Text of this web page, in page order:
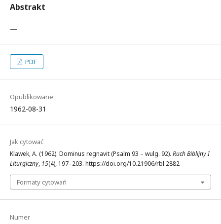
Abstrakt
—
PDF
Opublikowane
1962-08-31
Jak cytować
Klawek, A. (1962). Dominus regnavit (Psalm 93 – wulg. 92). Ruch Biblijny I
Liturgiczny, 15(4), 197–203. https://doi.org/10.21906/rbl.2882
Formaty cytowań
Numer